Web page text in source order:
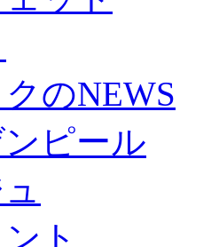
のNEWS
ピール
ト